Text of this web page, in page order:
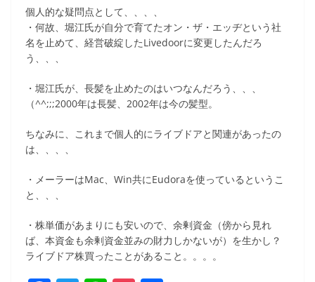
個人的な疑問点として、、、、
・何故、堀江氏が自分で育てたオン・ザ・エッヂという社
名を止めて、経営破綻したLivedoorに変更したんだろ
う、、、
・堀江氏が、長髪を止めたのはいつなんだろう、、、
（^^;;;2000年は長髪、2002年は今の髪型。
ちなみに、これまで個人的にライブドアと関連があったの
は、、、、
・メーラーはMac、Win共にEudoraを使っているというこ
と、、、
・株単価があまりにも安いので、余剰資金（傍から見れ
ば、本資金も余剰資金並みの財力しかないが）を生かし？
ライブドア株買ったことがあること。。。。